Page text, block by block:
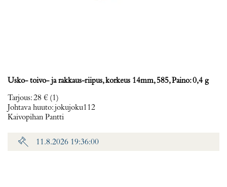
Usko- toivo- ja rakkaus-riipus, korkeus 14mm, 585, Paino: 0,4 g
Tarjous:28 € (1)
Johtava huuto:jokujoku112
Kaivopihan Pantti
11.8.2026 19:36:00